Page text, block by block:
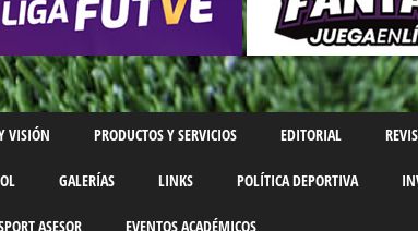
VISIÓN PRODUCTOS Y SERVICIOS EDITORIAL
GALERÍAS LINKS POLÍTICA DEPORTIVA
ASESOR EVENTOS ACADÉMICOS